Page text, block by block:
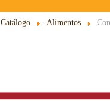
Catálogo Alimentos